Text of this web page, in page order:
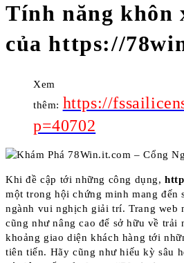
Tính năng khôn
của https://
Xem
thêm: https://
p=40702
Khi đề cập tới những công dụng,
một trong hội chứng minh mang đến
ngành vui nghịch giải trí. Trang web
cũng như nâng cao để sở hữu về trải
khoảng giao diện khách hàng tới
tiên tiến. Hãy cũng như hiếu kỳ sâu